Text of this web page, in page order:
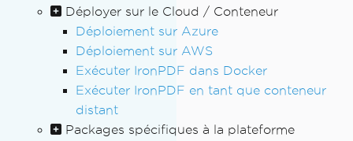
Déployer sur le Cloud / Conteneur
Déploiement sur Azure
Déploiement sur AWS
Exécuter IronPDF dans Docker
Exécuter IronPDF en tant que conteneur
distant
Packages spécifiques à la plateforme